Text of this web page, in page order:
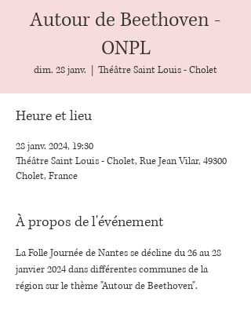
Autour de Beethoven -
ONPL
dim. 28 janv. Théâtre Saint Louis - Cholet
Heure et lieu
28 janv. 2024, 19:30
Théâtre Saint Louis - Cholet, Rue Jean Vilar, 49300
Cholet, France
À propos de l'événement
La Folle Journée de Nantes se décline du 26 au 28
janvier 2024 dans différentes communes de la
région sur le thème "Autour de Beethoven".